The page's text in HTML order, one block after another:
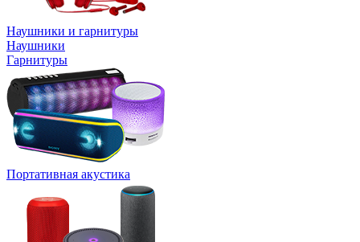
Наушники и гарнитуры
Наушники
Гарнитуры
Портативная акустика